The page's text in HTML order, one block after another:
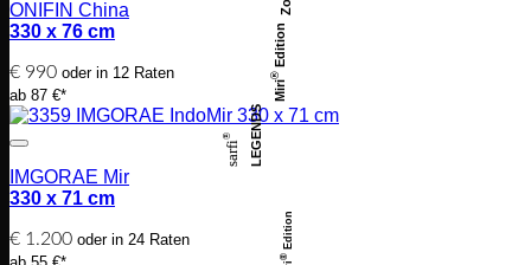
Miri
®
Edition
sarfi
® LEGENDS
®
Edition
ONIFIN China
330 x 76 cm
€ 990 oder in 12 Raten
ab 87 €*
IMGORAE Mir
330 x 71 cm
€ 1.200 oder in 24 Raten